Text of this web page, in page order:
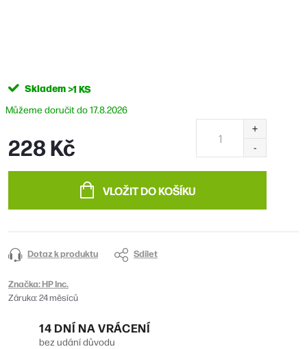
Skladem>1 KS
17.8.2026
228 Kč
VLOŽIT DO KOŠÍKU
Dotaz k produktu Sdílet
Značka:HP Inc.
Záruka:24 měsíců
14 DNÍ NA VRÁCENÍ
bez udání důvodu